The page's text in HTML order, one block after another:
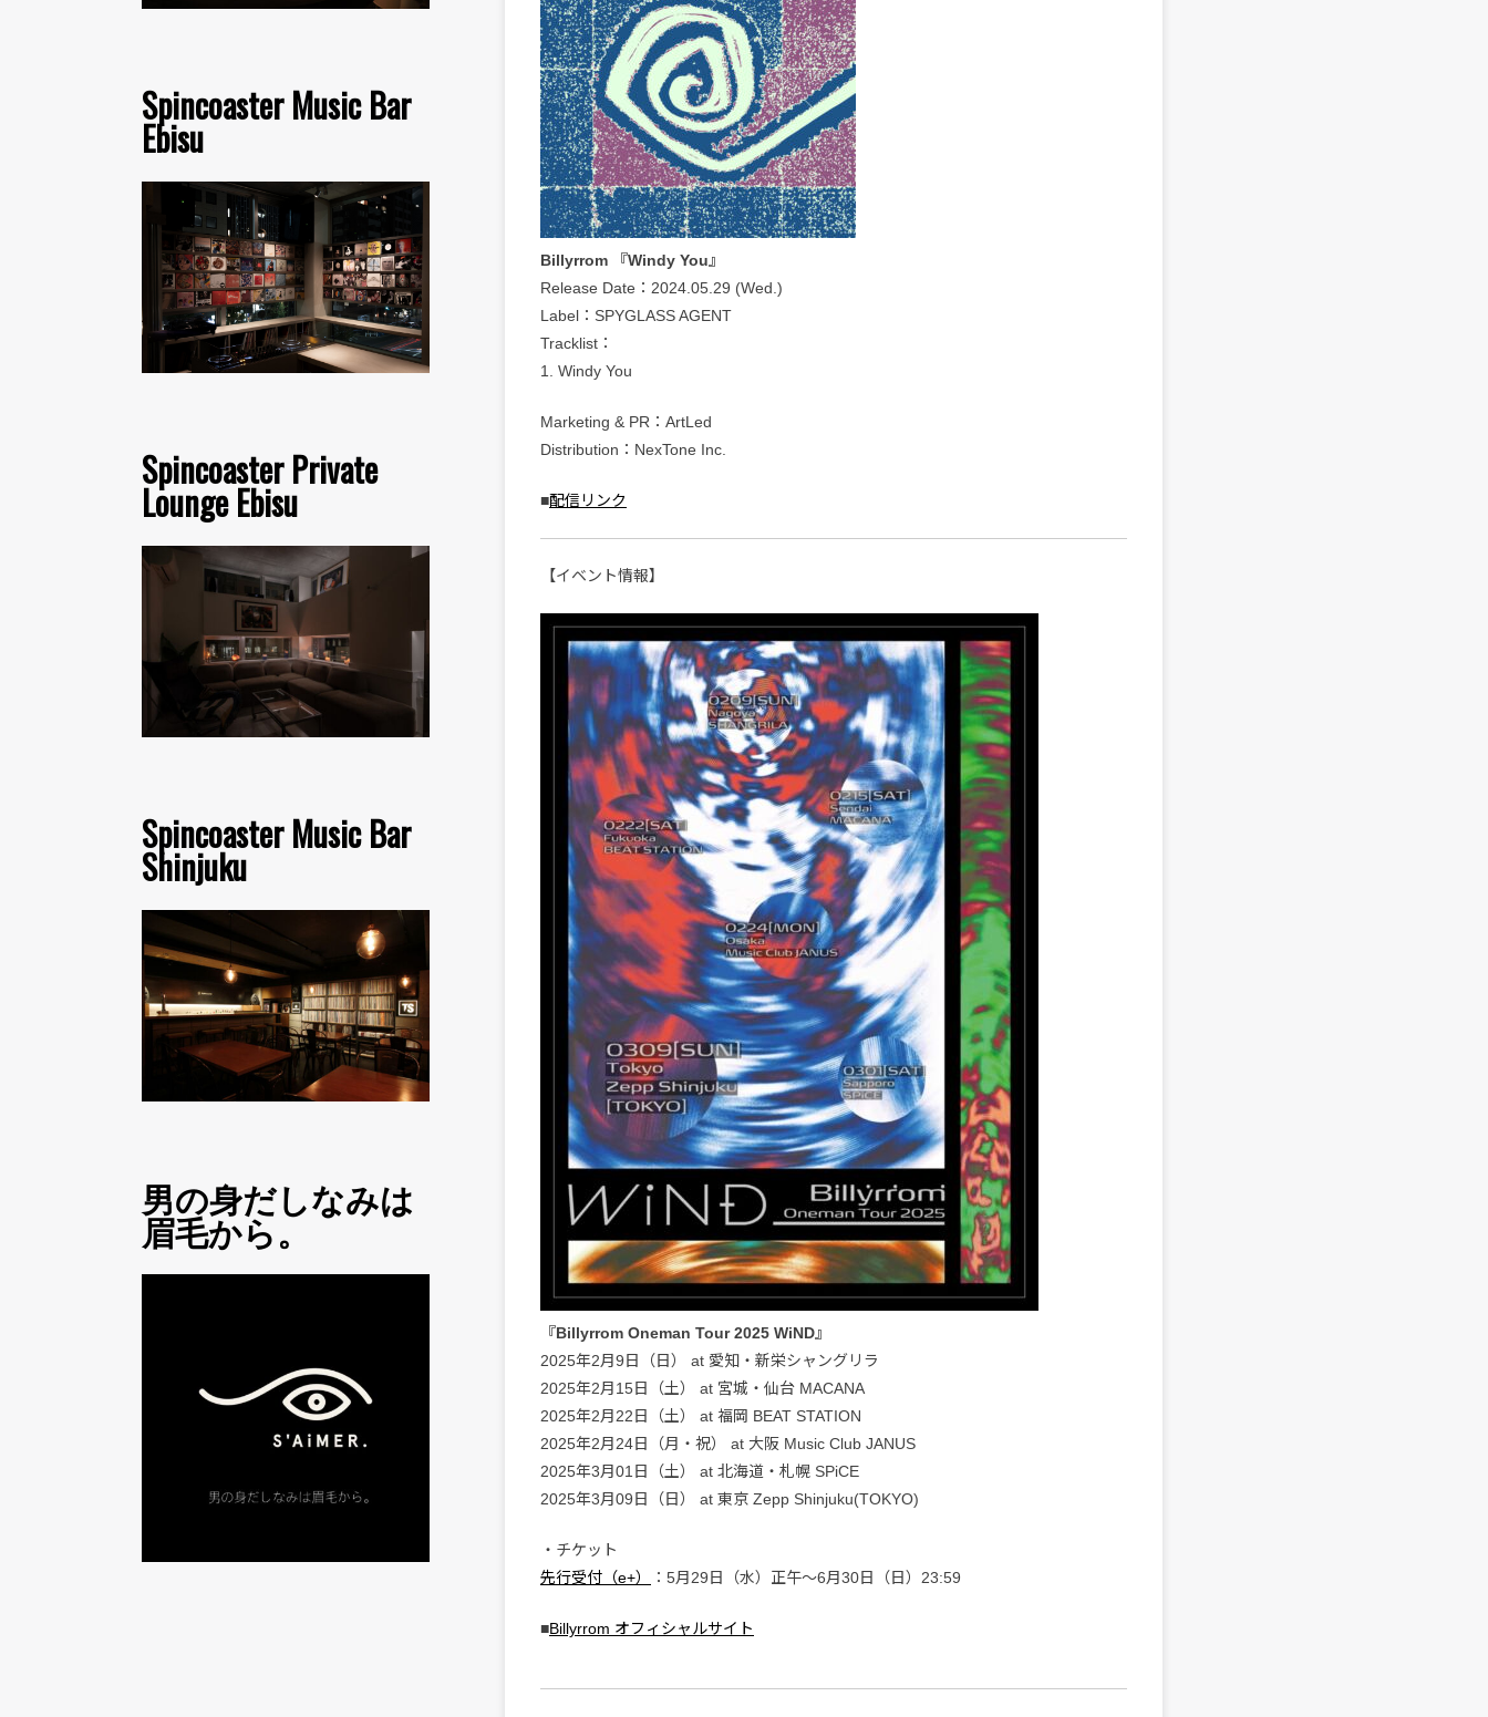
Spincoaster Music Bar
Ebisu
Spincoaster Private
Lounge Ebisu
Spincoaster Music Bar
Shinjuku
男の身だしなみは
眉毛から。
Billyrrom 『Windy You』
Release Date：2024.05.29 (Wed.)
Label：SPYGLASS AGENT
Tracklist：
1. Windy You
Marketing & PR：ArtLed
Distribution：NexTone Inc.
■配信リンク
【イベント情報】
『Billyrrom Oneman Tour 2025 WiND』
2025年2月9日（日） at 愛知・新栄シャングリラ
2025年2月15日（土） at 宮城・仙台 MACANA
2025年2月22日（土） at 福岡 BEAT STATION
2025年2月24日（月・祝） at 大阪 Music Club JANUS
2025年3月01日（土） at 北海道・札幌 SPiCE
2025年3月09日（日） at 東京 Zepp Shinjuku(TOKYO)
・チケット
先行受付（e+）
：5月29日（水）正午〜6月30日（日）23:59
■Billyrrom オフィシャルサイト